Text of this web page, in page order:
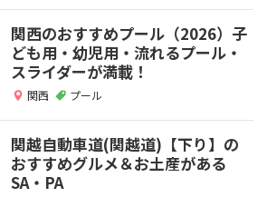
関西のおすすめプール（2026）子
ども用・幼児用・流れるプール・
スライダーが満載！
関西 プール
関越自動車道(関越道)【下り】の
おすすめグルメ＆お土産がある
SA・PA